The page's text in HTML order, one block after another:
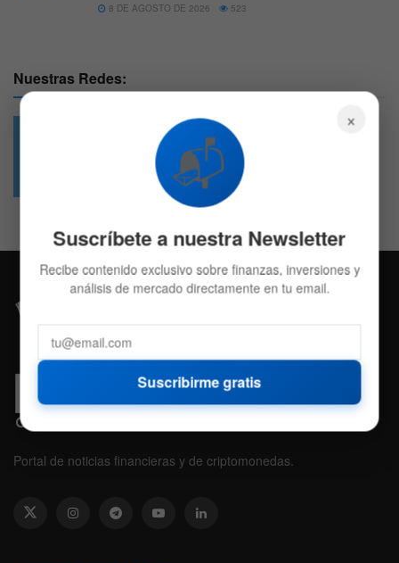
8 DE AGOSTO DE 2026 523
Nuestras Redes:
4.7k
Followers
Portal de noticias financieras y de criptomonedas.
×
📬
Suscríbete a nuestra Newsletter
Recibe contenido exclusivo sobre finanzas, inversiones y
análisis de mercado directamente en tu email.
Suscribirme gratis